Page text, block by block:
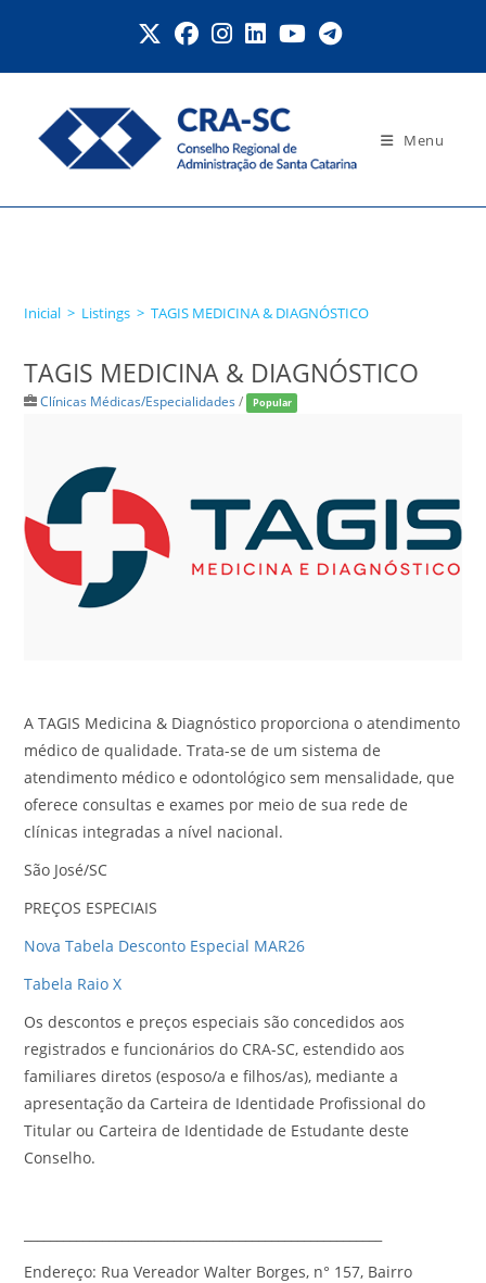
Menu
Inicial > Listings > TAGIS MEDICINA & DIAGNÓSTICO
TAGIS MEDICINA & DIAGNÓSTICO
Clínicas Médicas/Especialidades / Popular
A TAGIS Medicina & Diagnóstico proporciona o atendimento
médico de qualidade. Trata-se de um sistema de
atendimento médico e odontológico sem mensalidade, que
oferece consultas e exames por meio de sua rede de
clínicas integradas a nível nacional.
São José/SC
PREÇOS ESPECIAIS
Nova Tabela Desconto Especial MAR26
Tabela Raio X
Os descontos e preços especiais são concedidos aos
registrados e funcionários do CRA-SC, estendido aos
familiares diretos (esposo/a e filhos/as), mediante a
apresentação da Carteira de Identidade Profissional do
Titular ou Carteira de Identidade de Estudante deste
Conselho.
Endereço: Rua Vereador Walter Borges, n° 157, Bairro